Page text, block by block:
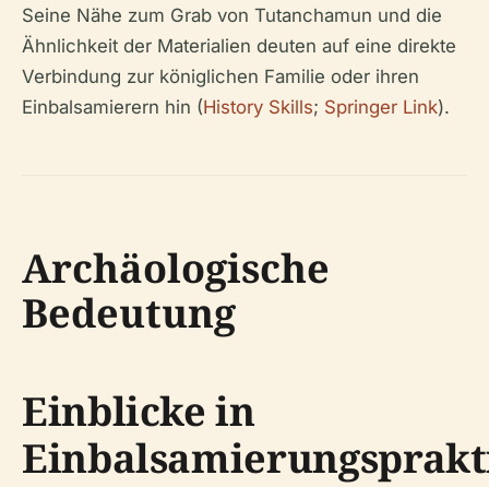
Seine Nähe zum Grab von Tutanchamun und die
Ähnlichkeit der Materialien deuten auf eine direkte
Verbindung zur königlichen Familie oder ihren
Einbalsamierern hin (History Skills; Springer Link).
Archäologische
Bedeutung
Einblicke in